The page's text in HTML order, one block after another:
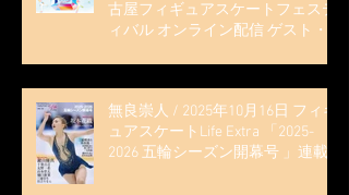
古屋フィギュアスケートフェステ
ィバル オンライン配信 ゲスト・
無良崇人 / 2025年10月16日 フィギ
ュアスケートLife Extra 「2025-
2026 五輪シーズン開幕号 」連載